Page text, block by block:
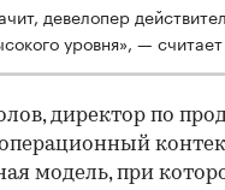
девелопер
уровня», —
директор по
модель, при